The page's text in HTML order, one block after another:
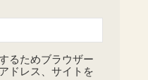
るためブラウザー
ドレス、サイトを